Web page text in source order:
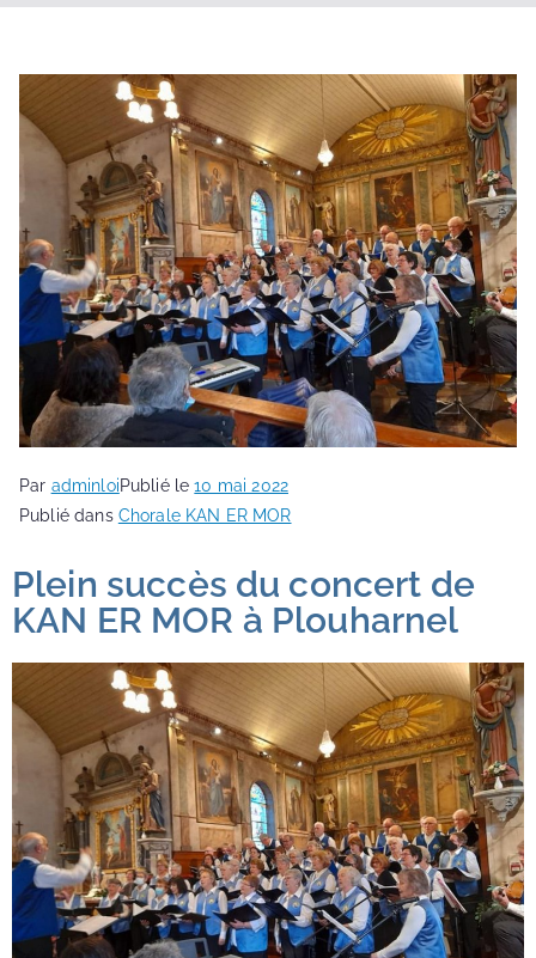
Par adminloiPublié le10 mai 2022
Publié dans Chorale KAN ER MOR
Plein succès du concert de
KAN ER MOR à Plouharnel